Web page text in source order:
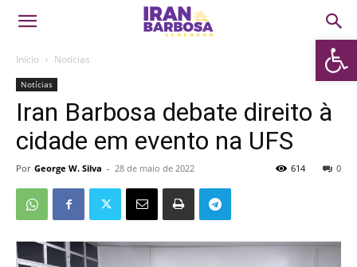
Abrir
Início Notícias
Notícias
Iran Barbosa debate direito à
cidade em evento na UFS
Por George W. Silva - 28 de maio de 2022 0
614